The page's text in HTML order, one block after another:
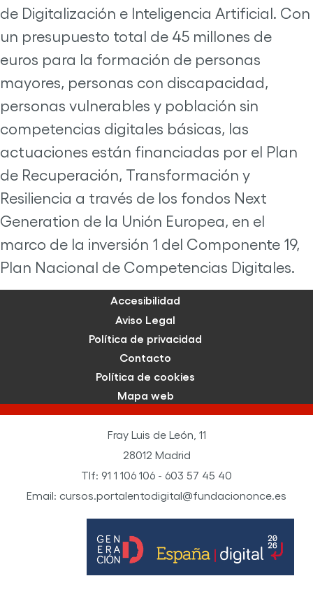
de Digitalización e Inteligencia Artificial. Con
un presupuesto total de 45 millones de
euros para la formación de personas
mayores, personas con discapacidad,
personas vulnerables y población sin
competencias digitales básicas, las
actuaciones están financiadas por el Plan
de Recuperación, Transformación y
Resiliencia a través de los fondos Next
Generation de la Unión Europea, en el
marco de la inversión 1 del Componente 19,
Plan Nacional de Competencias Digitales.
Accesibilidad
Aviso Legal
Política de privacidad
Contacto
Política de cookies
Mapa web
Fray Luis de León, 11
28012 Madrid
Tlf: 91 1 106 106 - 603 57 45 40
Email: cursos.portalentodigital@fundaciononce.es